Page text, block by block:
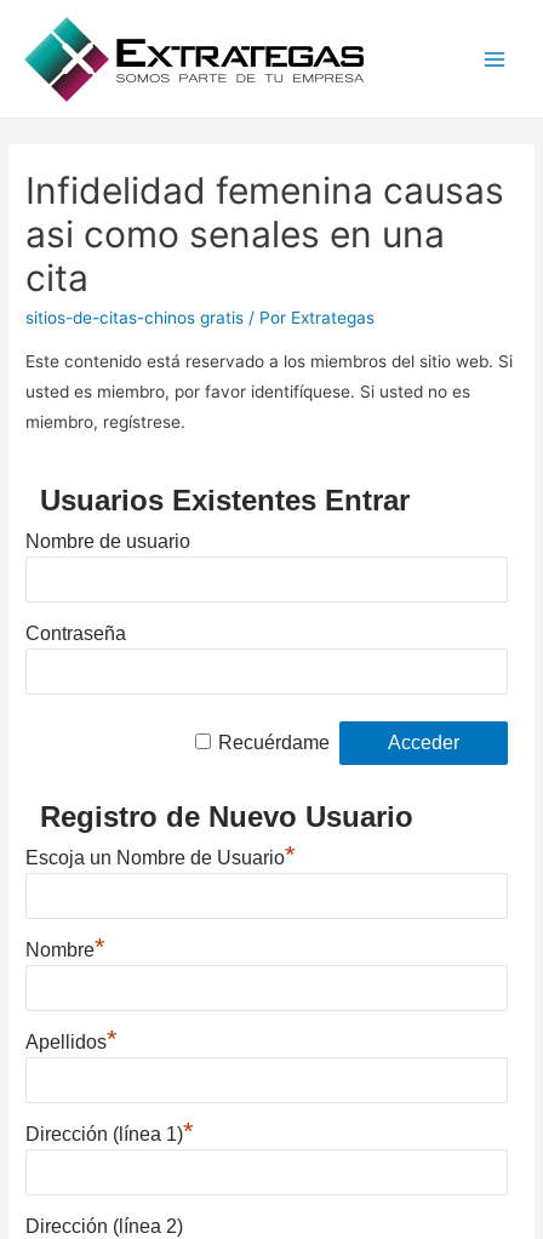
Infidelidad femenina causas
asi como senales en una
cita
sitios-de-citas-chinos gratis / Por Extrategas
Este contenido está reservado a los miembros del sitio web. Si
usted es miembro, por favor identifíquese. Si usted no es
miembro, regístrese.
Usuarios Existentes Entrar
Nombre de usuario
Contraseña
Recuérdame
Registro de Nuevo Usuario
Escoja un Nombre de Usuario*
Nombre*
Apellidos*
Dirección (línea 1)*
Dirección (línea 2)